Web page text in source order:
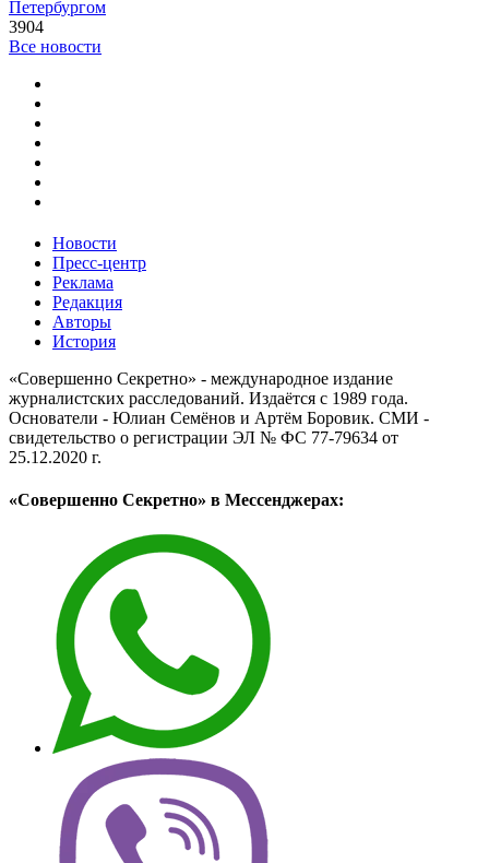
Петербургом
3904
Все новости
Новости
Пресс-центр
Реклама
Редакция
Авторы
История
«Совершенно Секретно» - международное издание
журналистских расследований. Издаётся с 1989 года.
Основатели - Юлиан Семёнов и Артём Боровик. CМИ -
свидетельство о регистрации ЭЛ № ФС 77-79634 от
25.12.2020 г.
«Совершенно Секретно» в Мессенджерах: